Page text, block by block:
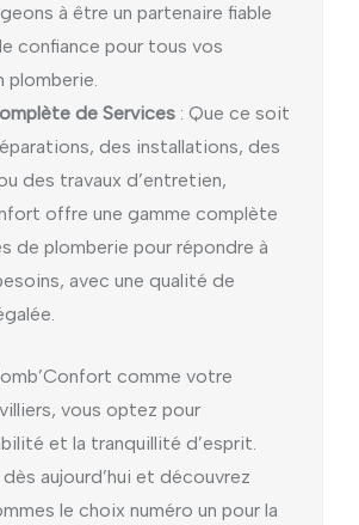
à être un partenaire fiable
confiance pour tous vos
plomberie.
de Services : Que ce soit
des installations, des
des travaux d’entretien,
offre une gamme complète
de plomberie pour répondre à
avec une qualité de
comme votre
vous optez pour
et la tranquillité d’esprit.
aujourd’hui et découvrez
le choix numéro un pour la